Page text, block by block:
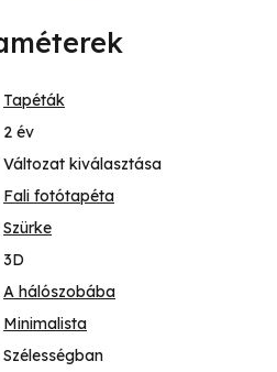
Tapéták
2 év
Változat kiválasztása
Fali fotótapéta
Szürke
3D
A hálószobába
Minimalista
Szélességban